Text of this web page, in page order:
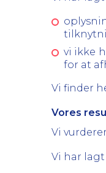
vi ikke
for at
Vi finder
Vores
Vi
Vi har